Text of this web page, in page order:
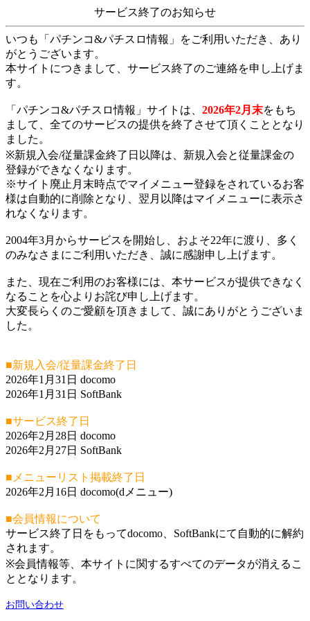
サービス終了のお知らせ
いつも「パチンコ&パチスロ情報」をご利用いただき、あり
がとうございます。
本サイトにつきまして、サービス終了のご連絡を申し上げま
す。
「パチンコ&パチスロ情報」サイトは、 2026年2月末をもち
まして、全てのサービスの提供を終了させて頂くこととなり
ました。
※新規入会/従量課金終了日以降は、新規入会と従量課金の
登録ができなくなります。
※サイト廃止月末時点でマイメニュー登録をされているお客
様は自動的に削除となり、翌月以降はマイメニューに表示さ
れなくなります。
2004年3月からサービスを開始し、およそ22年に渡り、多く
のみなさまにご利用いただき、誠に感謝申し上げます。
また、現在ご利用のお客様には、本サービスが提供できなく
なることを心よりお詫び申し上げます。
大変長らくのご愛顧を頂きまして、誠にありがとうございま
した。
■新規入会/従量課金終了日
2026年1月31日 docomo
2026年1月31日 SoftBank
■サービス終了日
2026年2月28日 docomo
2026年2月27日 SoftBank
■メニューリスト掲載終了日
2026年2月16日 docomo(dメニュー)
■会員情報について
サービス終了日をもってdocomo、SoftBankにて自動的に解約
されます。
※会員情報等、本サイトに関するすべてのデータが消えるこ
ととなります。
お問い合わせ